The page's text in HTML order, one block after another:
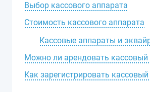
Выбор кассового аппарата
Стоимость кассового аппарата
Кассовые аппараты и
Можно ли арендовать кассовый
Как зарегистрировать